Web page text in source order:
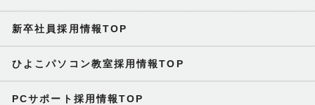
新卒社員採用情報TOP
ひよこパソコン教室採用情報TOP
PCサポート採用情報TOP